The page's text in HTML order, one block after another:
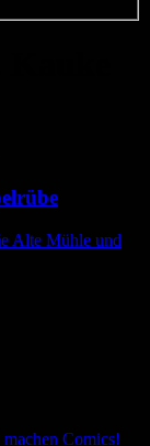
Alte Mühle und
Comics!